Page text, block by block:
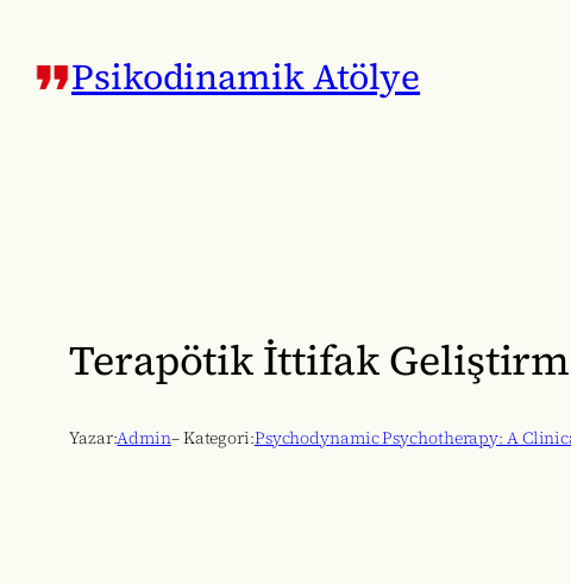
geç
Psikodinamik Atölye
Terapötik İttifak
Yazar:Admin– Kategori:Psychodynamic Psychotherapy: A